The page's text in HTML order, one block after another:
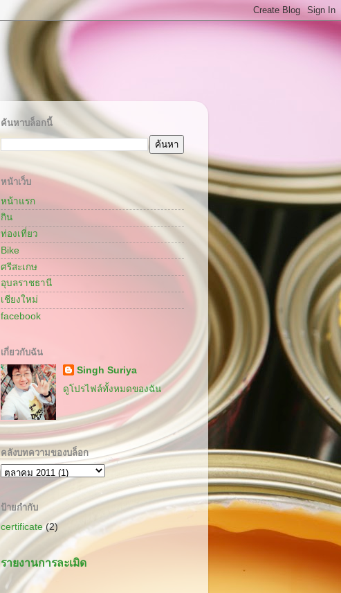
ค้นหาบล็อกนี้
หน้าเว็บ
หน้าแรก
กิน
ท่องเที่ยว
Bike
ศรีสะเกษ
อุบลราชธานี
เชียงใหม่
facebook
เกี่ยวกับฉัน
Singh Suriya
ดูโปรไฟล์ทั้งหมดของฉัน
คลังบทความของบล็อก
ป้ายกำกับ
certificate (2)
รายงานการละเมิด